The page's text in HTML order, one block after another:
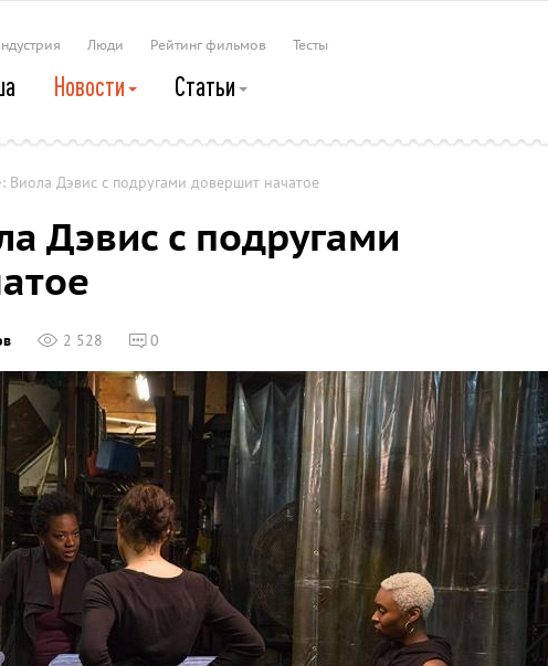
Люди Рейтинг фильмов Тесты
Новости Статьи
Виола Дэвис с подругами довершит начатое
Дэвис с подругами
2 528 0